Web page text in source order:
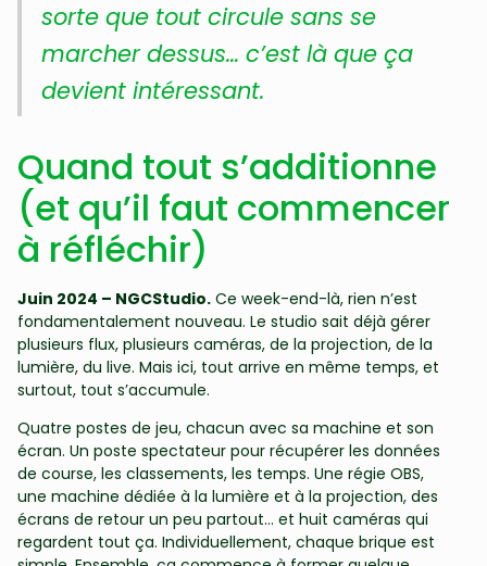
sorte que tout circule sans se
marcher dessus… c’est là que ça
devient intéressant.
Quand tout s’additionne
(et qu’il faut commencer
à réfléchir)
Juin 2024 – NGCStudio. Ce week-end-là, rien n’est
fondamentalement nouveau. Le studio sait déjà gérer
plusieurs flux, plusieurs caméras, de la projection, de la
lumière, du live. Mais ici, tout arrive en même temps, et
surtout, tout s’accumule.
Quatre postes de jeu, chacun avec sa machine et son
écran. Un poste spectateur pour récupérer les données
de course, les classements, les temps. Une régie OBS,
une machine dédiée à la lumière et à la projection, des
écrans de retour un peu partout… et huit caméras qui
regardent tout ça. Individuellement, chaque brique est